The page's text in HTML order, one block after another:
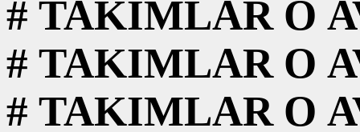
# TAKIMLAR O
# TAKIMLAR O
# TAKIMLAR O